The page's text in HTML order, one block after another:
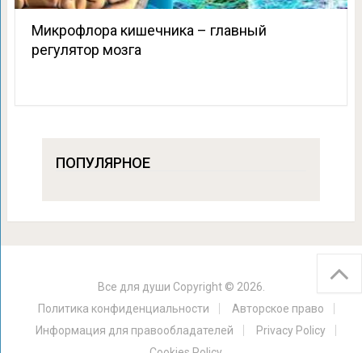
Микрофлора кишечника – главный
регулятор мозга
ПОПУЛЯРНОЕ
Все для души Copyright © 2026.
Политика конфиденциальности
Авторское право
Информация для правообладателей
Privacy Policy